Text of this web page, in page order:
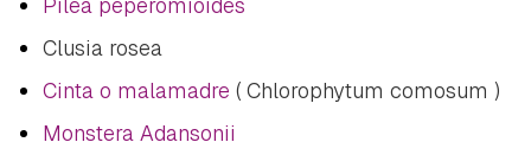
Clusia rosea
Cinta o malamadre ( Chlorophytum comosum )
Monstera Adansonii